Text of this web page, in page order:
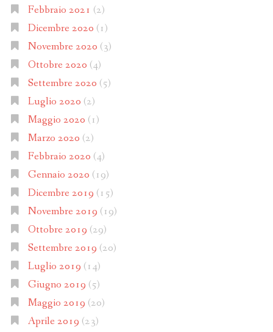
Febbraio 2021 (2)
Dicembre 2020 (1)
Novembre 2020 (3)
Ottobre 2020 (4)
Settembre 2020 (5)
Luglio 2020 (2)
Maggio 2020 (1)
Marzo 2020 (2)
Febbraio 2020 (4)
Gennaio 2020 (19)
Dicembre 2019 (15)
Novembre 2019 (19)
Ottobre 2019 (29)
Settembre 2019 (20)
Luglio 2019 (14)
Giugno 2019 (5)
Maggio 2019 (20)
Aprile 2019 (23)